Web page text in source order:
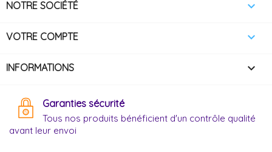
NOTRE SOCIÉTÉ 
VOTRE COMPTE 
INFORMATIONS keyboard_arrow_down
Garanties sécurité
Tous nos produits bénéficient d'un contrôle qualité
avant leur envoi